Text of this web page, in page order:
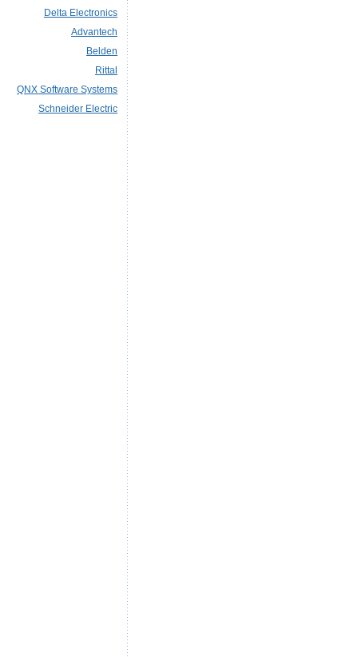
Delta Electronics
Advantech
Belden
Rittal
QNX Software Systems
Schneider Electric